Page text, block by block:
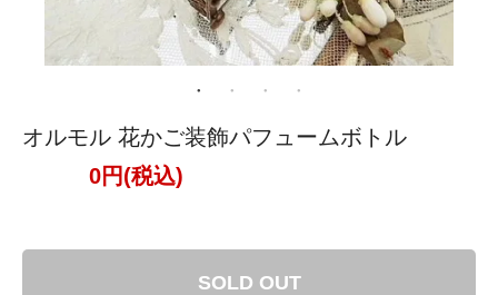
オルモル 花かご装飾パフュームボトル
0円(税込)
SOLD OUT